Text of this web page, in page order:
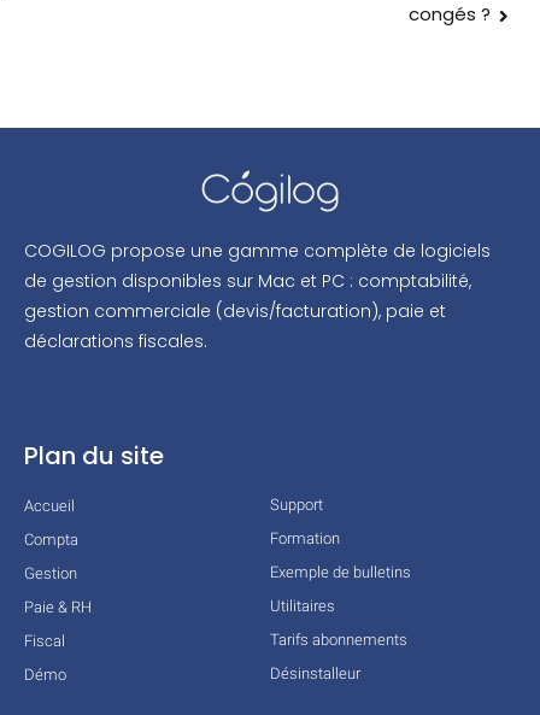
congés ?
COGILOG propose une gamme complète de logiciels
de gestion disponibles sur Mac et PC : comptabilité,
gestion commerciale (devis/facturation), paie et
déclarations fiscales.
Plan du site
Accueil
Compta
Gestion
Paie & RH
Fiscal
Démo
Support
Formation
Exemple de bulletins
Utilitaires
Tarifs abonnements
Désinstalleur